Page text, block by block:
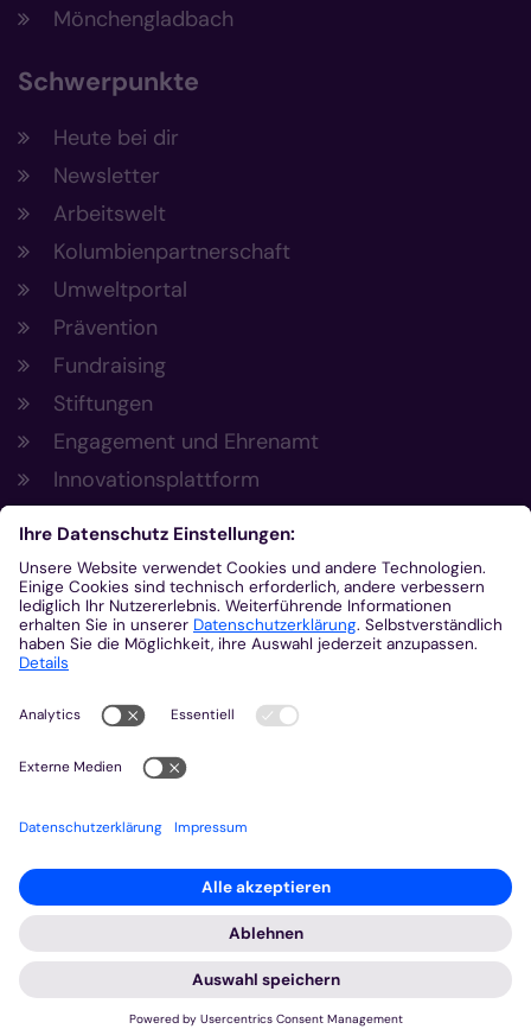
Mönchengladbach
Schwerpunkte
Heute bei dir
Newsletter
Arbeitswelt
Kolumbienpartnerschaft
Umweltportal
Prävention
Fundraising
Stiftungen
Engagement und Ehrenamt
Innovationsplattform
Aus der Plattform
Nachrichten
Veranstaltungen
Gottesdienste
Stellenangebote
Kirchenzeitung
Amtsblatt (Kirchlicher Anzeiger)
Rechtsdatenbank
Meldestelle gemäß Hinweisgeberschutzgesetz
2026 © Bistum Aachen
Impressum
Datenschutzerklärung